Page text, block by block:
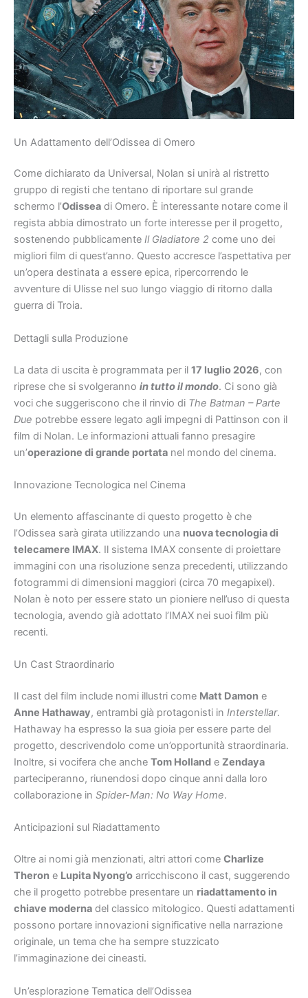
Un Adattamento dell’Odissea di Omero
Come dichiarato da Universal, Nolan si unirà al ristretto
gruppo di registi che tentano di riportare sul grande
schermo l’Odissea di Omero. È interessante notare come il
regista abbia dimostrato un forte interesse per il progetto,
sostenendo pubblicamente Il Gladiatore 2 come uno dei
migliori film di quest’anno. Questo accresce l’aspettativa per
un’opera destinata a essere epica, ripercorrendo le
avventure di Ulisse nel suo lungo viaggio di ritorno dalla
guerra di Troia.
Dettagli sulla Produzione
La data di uscita è programmata per il 17 luglio 2026, con
riprese che si svolgeranno in tutto il mondo. Ci sono già
voci che suggeriscono che il rinvio di The Batman – Parte
Due potrebbe essere legato agli impegni di Pattinson con il
film di Nolan. Le informazioni attuali fanno presagire
un’operazione di grande portata nel mondo del cinema.
Innovazione Tecnologica nel Cinema
Un elemento affascinante di questo progetto è che
l’Odissea sarà girata utilizzando una nuova tecnologia di
telecamere IMAX. Il sistema IMAX consente di proiettare
immagini con una risoluzione senza precedenti, utilizzando
fotogrammi di dimensioni maggiori (circa 70 megapixel).
Nolan è noto per essere stato un pioniere nell’uso di questa
tecnologia, avendo già adottato l’IMAX nei suoi film più
recenti.
Un Cast Straordinario
Il cast del film include nomi illustri come Matt Damon e
Anne Hathaway, entrambi già protagonisti in Interstellar.
Hathaway ha espresso la sua gioia per essere parte del
progetto, descrivendolo come un’opportunità straordinaria.
Inoltre, si vocifera che anche Tom Holland e Zendaya
parteciperanno, riunendosi dopo cinque anni dalla loro
collaborazione in Spider-Man: No Way Home.
Anticipazioni sul Riadattamento
Oltre ai nomi già menzionati, altri attori come Charlize
Theron e Lupita Nyong’o arricchiscono il cast, suggerendo
che il progetto potrebbe presentare un riadattamento in
chiave moderna del classico mitologico. Questi adattamenti
possono portare innovazioni significative nella narrazione
originale, un tema che ha sempre stuzzicato
l’immaginazione dei cineasti.
Un’esplorazione Tematica dell’Odissea